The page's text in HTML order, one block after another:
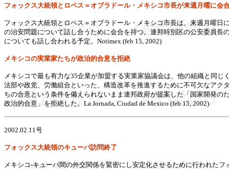
フォックス大統領とロペス＝オブラドール・メキシコ市長が来週月曜に会
フォックス大統領とロペス＝オブラドール・メキシコ市長は、来週月曜日
の治安問題について話し合うために会合を持つ。連邦特別区の公安委員長
についても話し合われる予定。Notimex (feb 15, 2002)
メキシコの実業家たちが政治的合意を拒絶
メキシコで最も有力な35企業が加盟する実業家協議会は、他の組織と同じ
法部や政党、労働組合といった、構造改革を推進するために不可欠なアク
ちの合意という条件を備えられないまま連邦政府が提案した「国家開発の
政治的合意」を拒絶した。La Jornada, Ciudad de Mexico (feb 15, 2002)
2002.02.11号
フォックス大統領のキューバ訪問終了
メキシコ-キューバ間の外交関係を緊密にし安定化させるために行われたフ